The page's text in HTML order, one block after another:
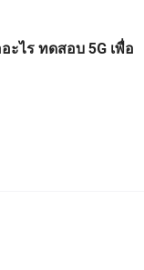
ะไร ทดสอบ 5G เพื่อ